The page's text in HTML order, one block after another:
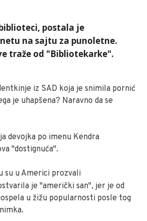
postala je
na sajtu za punoletne.
traže od "Bibliotekarke".
iz SAD koja je snimila pornić
je uhapšena? Naravno da se
devojka po imenu Kendra
"dostignuća".
su u Americi prozvali
je "američki san", jer je od
u žižu popularnosti posle tog